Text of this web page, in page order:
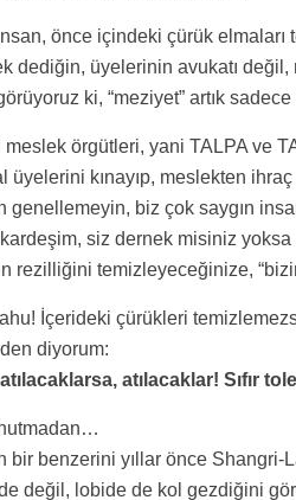
önce içindeki çürük elmaları
dediğin, üyelerinin avukatı
ki, “meziyet” artık
meslek örgütleri, yani TALPA ve
üyelerini kınayıp, meslekten
genellemeyin, biz çok saygın
siz dernek misiniz yoksa
rezilliğini temizleyeceğinize,
İçerideki çürükleri
diyorum:
atılacaklar! Sıfır
bir benzerini yıllar önce
değil, lobide de kol gezdiğini